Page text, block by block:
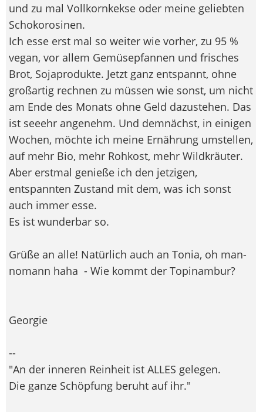
und zu mal Vollkornkekse oder meine geliebten
Schokorosinen.
Ich esse erst mal so weiter wie vorher, zu 95 %
vegan, vor allem Gemüsepfannen und frisches
Brot, Sojaprodukte. Jetzt ganz entspannt, ohne
großartig rechnen zu müssen wie sonst, um nicht
am Ende des Monats ohne Geld dazustehen. Das
ist seeehr angenehm. Und demnächst, in einigen
Wochen, möchte ich meine Ernährung umstellen,
auf mehr Bio, mehr Rohkost, mehr Wildkräuter.
Aber erstmal genieße ich den jetzigen,
entspannten Zustand mit dem, was ich sonst
auch immer esse.
Es ist wunderbar so.
Grüße an alle! Natürlich auch an Tonia, oh man­
no­mann haha - Wie kommt der Topinambur?
Georgie
--
"An der inneren Reinheit ist ALLES gelegen.
Die ganze Schöpfung beruht auf ihr."